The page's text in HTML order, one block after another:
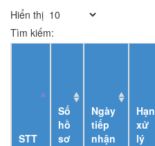
Hiển thị
Tìm kiếm:
STT
Số
hồ
sơ
Ngày
tiếp
nhận
Hạn
xử
lý